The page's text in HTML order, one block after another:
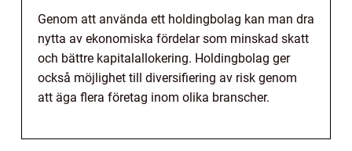
Genom att använda ett holdingbolag kan man dra
nytta av ekonomiska fördelar som minskad skatt
och bättre kapitalallokering. Holdingbolag ger
också möjlighet till diversifiering av risk genom
att äga flera företag inom olika branscher.